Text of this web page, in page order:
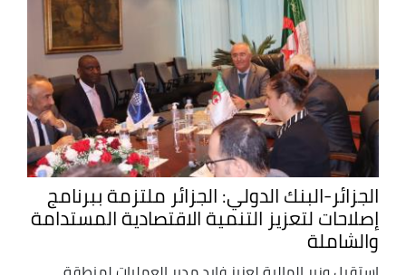
الجزائر-البنك الدولي: الجزائر ملتزمة ببرنامج
إصلاحات لتعزيز التنمية الاقتصادية المستدامة
والشاملة